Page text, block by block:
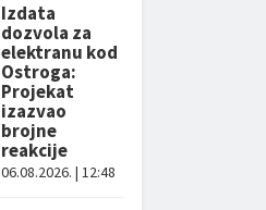
Izdata
dozvola za
elektranu kod
Ostroga:
Projekat
izazvao
brojne
reakcije
06.08.2026. | 12:48